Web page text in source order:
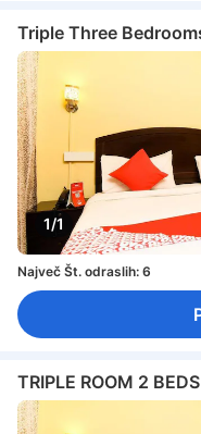
Triple Three
1/1
Največ Št. odraslih: 6
TRIPLE ROOM 2